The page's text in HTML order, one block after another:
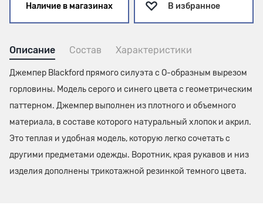
Наличие в магазинах В избранное
Описание Состав Характеристики
Джемпер Blackford прямого силуэта с О-образным вырезом
горловины. Модель серого и синего цвета с геометрическим
паттерном. Джемпер выполнен из плотного и объемного
материала, в составе которого натуральный хлопок и акрил.
Это теплая и удобная модель, которую легко сочетать с
другими предметами одежды. Воротник, края рукавов и низ
изделия дополнены трикотажной резинкой темного цвета.